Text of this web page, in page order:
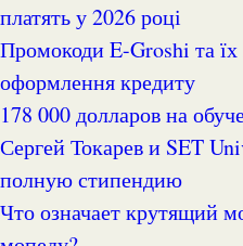
платять у 2026 році
Промокоди E-Groshi та їх застосування під час
оформлення кредиту
178 000 долларов на обучение в UC Berkeley Haas.
Сергей Токарев и SET
полную стипендию
Что означает крутящий момент применительно к